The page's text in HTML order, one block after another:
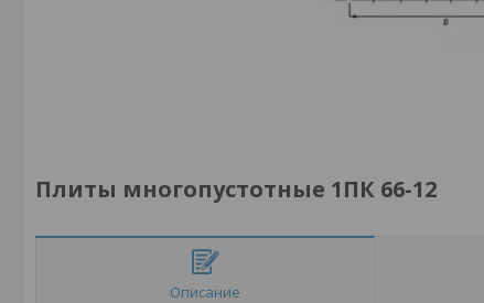
Плиты многопустотные 1ПК 66-12
Описание